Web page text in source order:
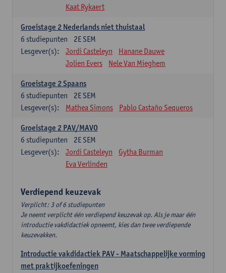
Kaat Rykaert
Groeistage 2 Nederlands niet thuistaal
2E SEM
6 studiepunten
Lesgever(s):
Jordi Casteleyn
Hanane Dauwe
Jolien Evers
Nele Van Mieghem
Groeistage 2 Spaans
2E SEM
6 studiepunten
Lesgever(s):
Mathea Simons Pablo Castaño Sequeros
Groeistage 2 PAV/MAVO
2E SEM
6 studiepunten
Lesgever(s):
Jordi Casteleyn
Gytha Burman
Eva Verlinden
Verdiepend keuzevak
Verplicht: 3 of 6 studiepunten
Je neemt verplicht één verdiepend keuzevak op. Als je maar één
introductie vakdidactiek opneemt, kies dan twee verdiepende
keuzevakken.
Introductie vakdidactiek PAV - Maatschappelijke vorming
met praktijkoefeningen